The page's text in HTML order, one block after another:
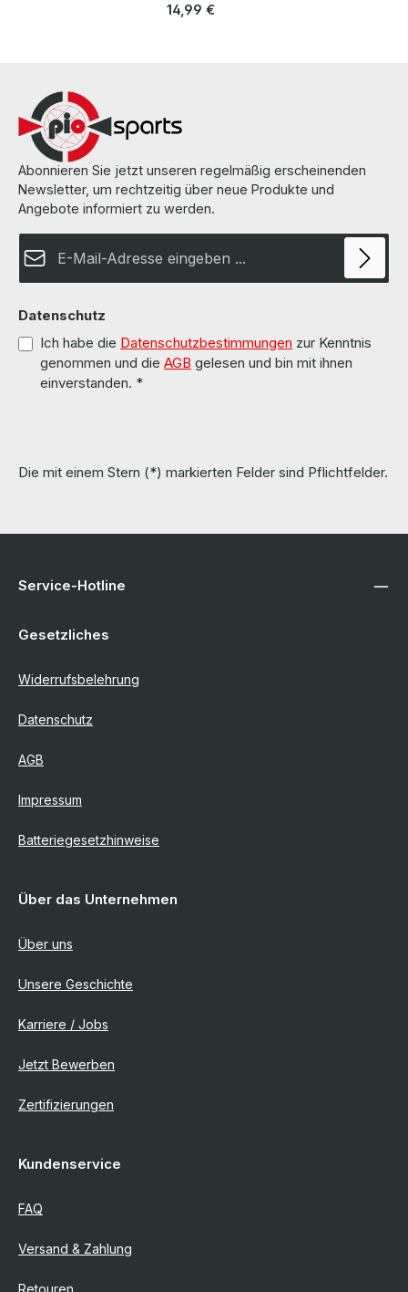
Lieferumfang 1 x Intel Xeon E5-2640 V4 CPU (without heatsink and
be found on the pages of the manufacturer. Weitere Informationen
und Details finden Sie auf den Seiten des Herstellers. All parts are
used but 100% OK!!! Alle Teile sind gebraucht aber 100 % in
Regulärer Preis:
14,99 €
Abonnieren Sie jetzt unseren regelmäßig erscheinenden
Newsletter, um rechtzeitig über neue Produkte und
Angebote informiert zu werden.
Datenschutz
Ich habe die Datenschutzbestimmungen zur Kenntnis
genommen und die AGB gelesen und bin mit ihnen
einverstanden. *
Die mit einem Stern (*) markierten Felder sind Pflichtfelder.
Service-Hotline
Gesetzliches
Widerrufsbelehrung
Datenschutz
AGB
Impressum
Batteriegesetzhinweise
Über das Unternehmen
Über uns
Unsere Geschichte
Karriere / Jobs
Jetzt Bewerben
Zertifizierungen
Kundenservice
FAQ
Versand & Zahlung
Retouren